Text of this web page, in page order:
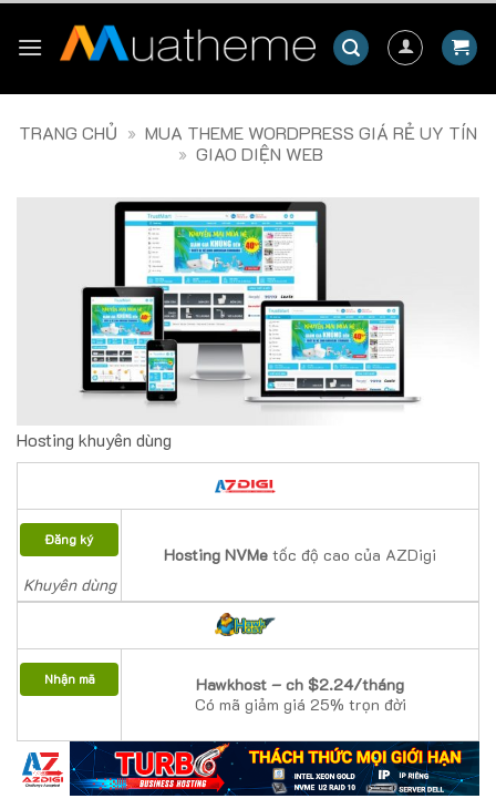
TRANG CHỦ » MUA THEME WORDPRESS GIÁ RẺ UY TÍN
» GIAO DIỆN WEB
Hosting khuyên dùng
Đăng ký
Khuyên dùng
Hosting NVMe tốc độ cao của AZDigi
Nhận mã
Hawkhost – ch $2.24/tháng
Có mã giảm giá 25% trọn đời